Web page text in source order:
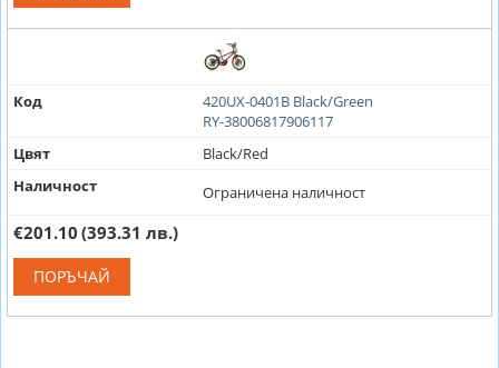
Код
420UX-0401B Black/Green
RY-38006817906117
Цвят
Black/Red
Наличност
Ограничена наличност
€201.10 (393.31 лв.)
ПОРЪЧАЙ